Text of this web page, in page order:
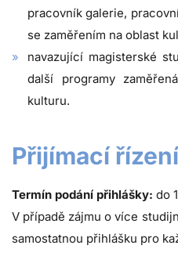
pracovník galerie,
se zaměřením na oblast
navazující magisterské
další programy
kulturu.
Přijímací řízení
Termín podání přihlášky: do
V případě zájmu o více
samostatnou přihlášku pro